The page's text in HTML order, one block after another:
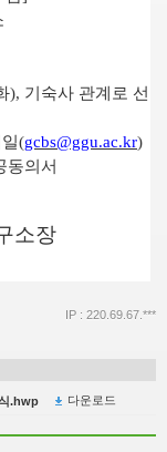
), 기숙사 관계로 선
(gcbs@ggu.ac.kr)
동의서
소장
IP : 220.69.67.***
.hwp 다운로드